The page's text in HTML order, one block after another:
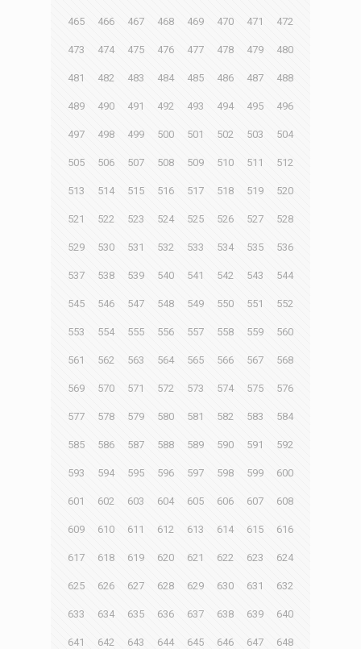
465 466 467 468 469 470 471 472
473 474 475 476 477 478 479 480
481 482 483 484 485 486 487 488
489 490 491 492 493 494 495 496
497 498 499 500 501 502 503 504
505 506 507 508 509 510 511 512
513 514 515 516 517 518 519 520
521 522 523 524 525 526 527 528
529 530 531 532 533 534 535 536
537 538 539 540 541 542 543 544
545 546 547 548 549 550 551 552
553 554 555 556 557 558 559 560
561 562 563 564 565 566 567 568
569 570 571 572 573 574 575 576
577 578 579 580 581 582 583 584
585 586 587 588 589 590 591 592
593 594 595 596 597 598 599 600
601 602 603 604 605 606 607 608
609 610 611 612 613 614 615 616
617 618 619 620 621 622 623 624
625 626 627 628 629 630 631 632
633 634 635 636 637 638 639 640
641 642 643 644 645 646 647 648